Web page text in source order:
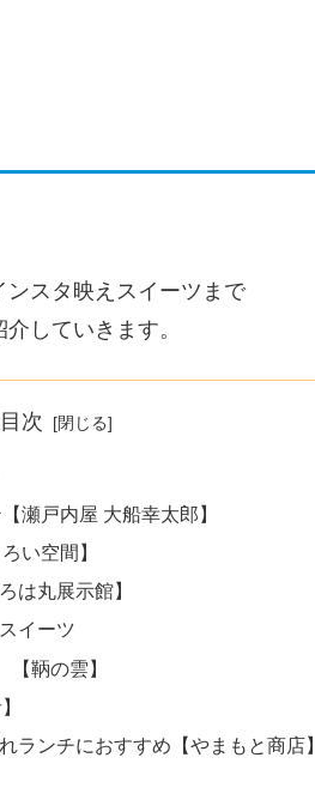
スタ映えスイーツまで
していきます。
目次
瀬戸内屋 大船幸太郎】
い空間】
は丸展示館】
イーツ
鞆の雲】
ランチにおすすめ【やまもと商店】